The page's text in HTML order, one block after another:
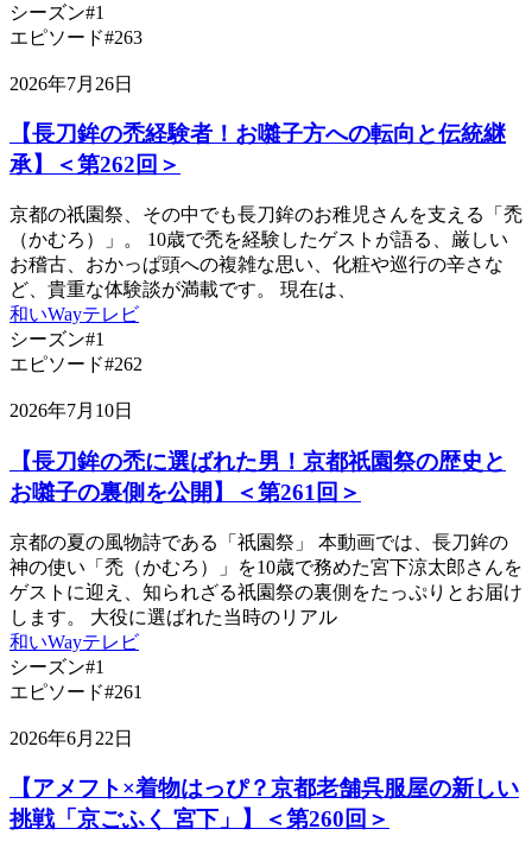
シーズン#1
エピソード#263
2026年7月26日
【長刀鉾の禿経験者！お囃子方への転向と伝統継
承】＜第262回＞
京都の祇園祭、その中でも長刀鉾のお稚児さんを支える「禿
（かむろ）」。 10歳で禿を経験したゲストが語る、厳しい
お稽古、おかっぱ頭への複雑な思い、化粧や巡行の辛さな
ど、貴重な体験談が満載です。 現在は、
和いWayテレビ
シーズン#1
エピソード#262
2026年7月10日
【長刀鉾の禿に選ばれた男！京都祇園祭の歴史と
お囃子の裏側を公開】＜第261回＞
京都の夏の風物詩である「祇園祭」 本動画では、長刀鉾の
神の使い「禿（かむろ）」を10歳で務めた宮下涼太郎さんを
ゲストに迎え、知られざる祇園祭の裏側をたっぷりとお届け
します。 大役に選ばれた当時のリアル
和いWayテレビ
シーズン#1
エピソード#261
2026年6月22日
【アメフト×着物はっぴ？京都老舗呉服屋の新しい
挑戦「京ごふく 宮下」】＜第260回＞